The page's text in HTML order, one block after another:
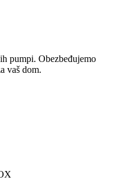
pumpi. Obezbeđujemo
vaš dom.